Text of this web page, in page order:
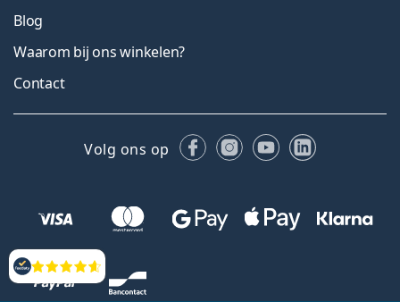
Beoordelingen
Blog
Waarom bij ons winkelen?
Contact
Volg ons op FacebookInstagram
YouTubeLinkedIn